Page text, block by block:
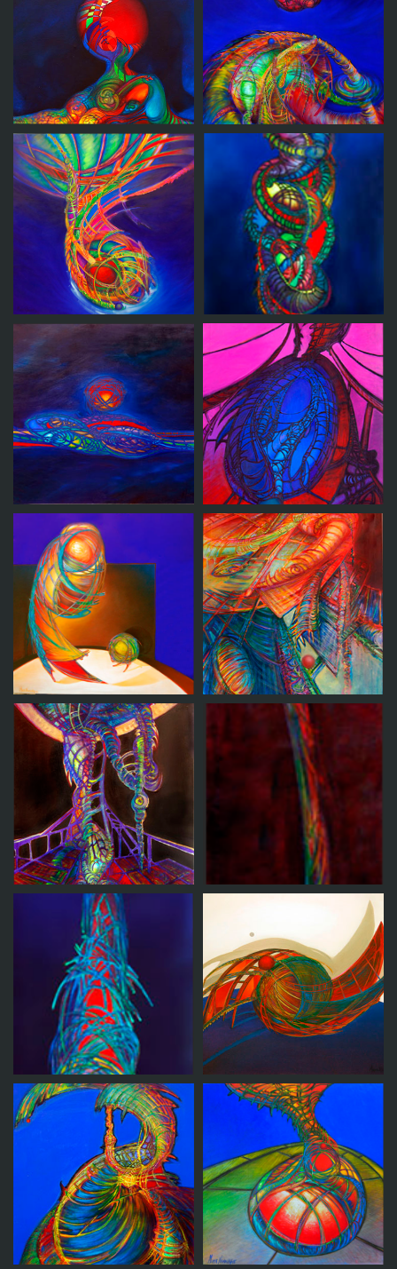
Suspension Remolino
Recostada
Planeta
cibernetico
Pendulo
existencial
Pendulo Oriental
Nudo Misterio
Lo grande y lo
pequeño
La masmedula
Interconexion
Idealismo Estoico
II
Idealismo estoico I
Idealismo
romantico